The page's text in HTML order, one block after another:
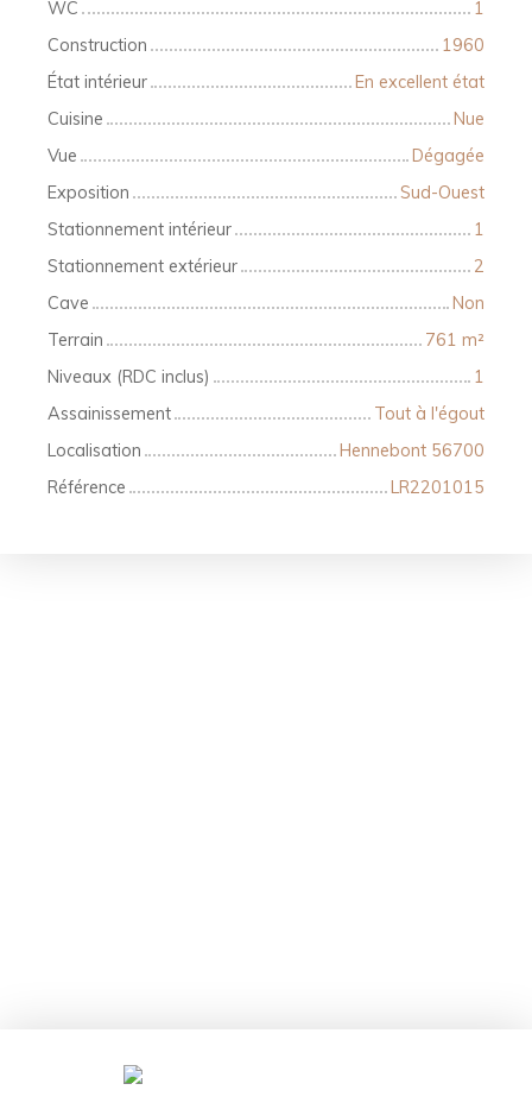
WC
1
Construction
1960
État intérieur
En excellent état
Cuisine
Nue
Vue
Dégagée
Exposition
Sud-Ouest
Stationnement intérieur
1
Stationnement extérieur
2
Cave
Non
Terrain
761 m²
Niveaux (RDC inclus)
1
Assainissement
Tout à l'égout
Localisation
Hennebont 56700
Référence
LR2201015